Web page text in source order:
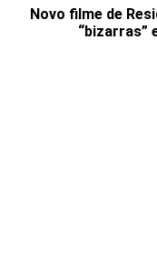
Novo filme de
“bizarras”